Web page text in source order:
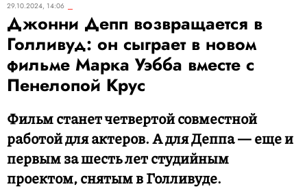
29.10.2024, 14:06
Джонни Депп возвращается в
Голливуд: он сыграет в новом
фильме Марка Уэбба вместе с
Пенелопой Крус
Фильм станет четвертой совместной
работой для актеров. А для Деппа — еще и
первым за шесть лет студийным
проектом, снятым в Голливуде.